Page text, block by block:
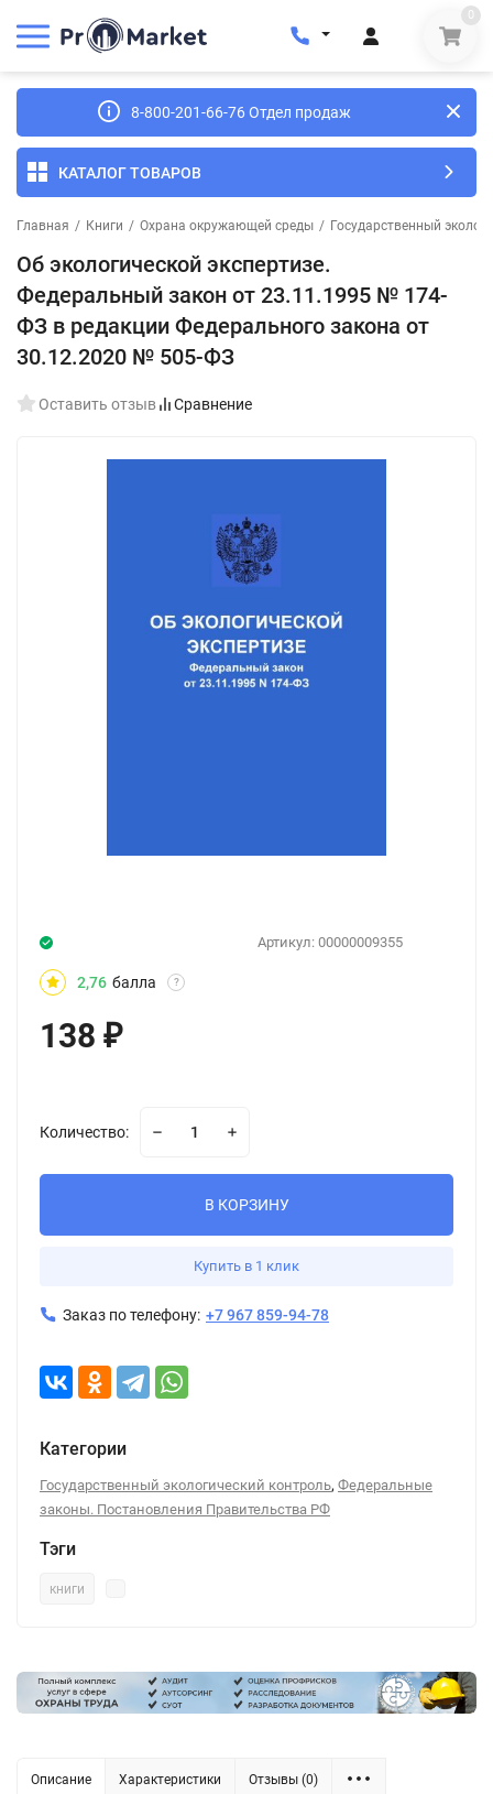
0
8-800-201-66-76 Отдел продаж
КАТАЛОГ ТОВАРОВ
Главная / Книги / Охрана окружающей среды / Государственный
Об экологической экспертизе.
Федеральный закон от 23.11.1995 № 174-
ФЗ в редакции Федерального закона от
30.12.2020 № 505-ФЗ
Оставить отзыв Сравнение
Артикул: 00000009355
2,76 балла ?
138 ₽
Количество:
В КОРЗИНУ
Купить в 1 клик
Заказ по телефону: +7 967 859-94-78
Категории
Государственный экологический контроль, Федеральные
законы. Постановления Правительства РФ
Тэги
книги
Описание Характеристики Отзывы (0)